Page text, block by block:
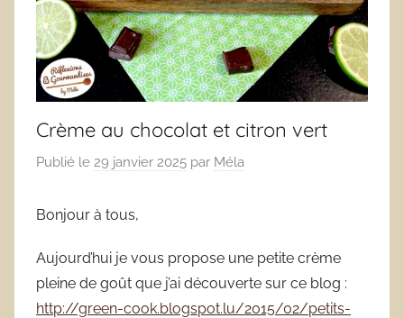
Crème au chocolat et citron vert
Publié le 29 janvier 2025 par Méla
Bonjour à tous,
Aujourd’hui je vous propose une petite crème
pleine de goût que j’ai découverte sur ce blog :
http://green-cook.blogspot.lu/2015/02/petits-